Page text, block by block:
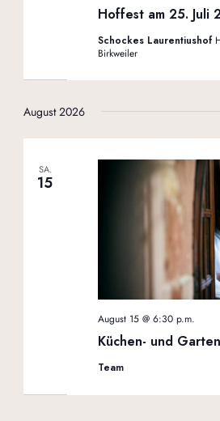
Hoffest am 25. Juli
Schockes Laurentiushof
Birkweiler
August 2026
SA.
15
Küchen- und
August 15 @ 6:30 p.m.
Team